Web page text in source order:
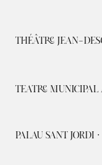
THÉÂTRE JEAN-
TEATRE MUNICIPAL
PALAU SANT JORDI